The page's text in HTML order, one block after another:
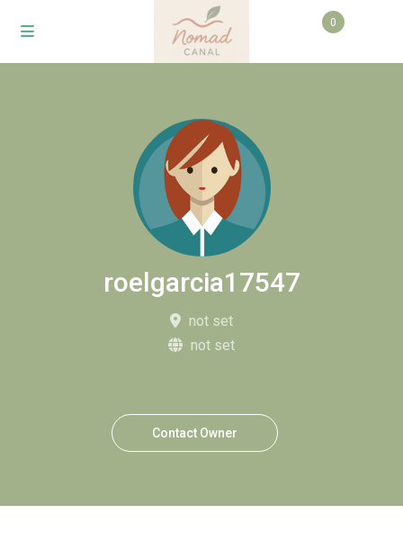
0
roelgarcia17547
not set
not set
Contact Owner